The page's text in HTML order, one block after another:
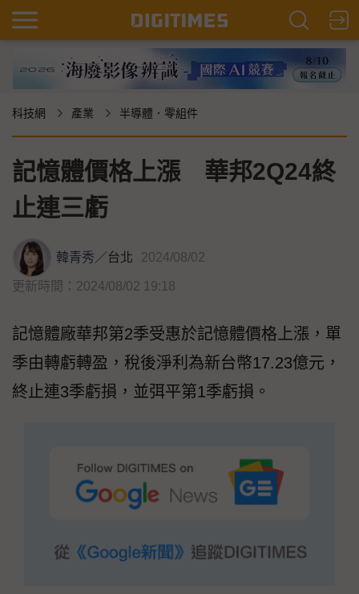
科技網 產業 半導體．零組件
記憶體價格上漲 華邦2Q24終
止連三虧
韓青秀／台北 2024/08/02
更新時間：2024/08/02 19:18
記憶體廠華邦第2季受惠於記憶體價格上漲，單
季由轉虧轉盈，稅後淨利為新台幣17.23億元，
終止連3季虧損，並弭平第1季虧損。